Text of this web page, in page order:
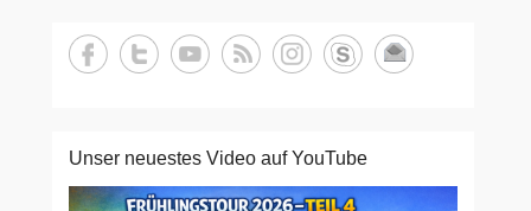
Unser neuestes Video auf YouTube